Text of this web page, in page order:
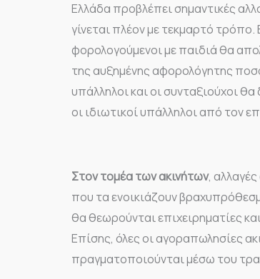
Ελλάδα προβλέπει σημαντικές
γίνεται πλέον με τεκμαρτό
φορολογούμενοι με παιδιά θα
της αυξημένης αφορολόγητης
υπάλληλοι και οι συνταξιούχοι
οι ιδιωτικοί υπάλληλοι από τον
Στον τομέα των ακινήτων,
που τα ενοικιάζουν
θα θεωρούνται επιχειρηματίες
Επίσης, όλες οι αγοραπωλησίες
πραγματοποιούνται μέσω του